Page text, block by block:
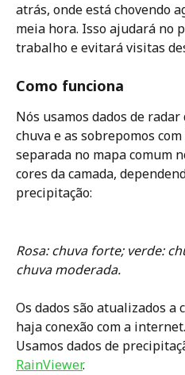
atrás, onde está chovendo
meia hora. Isso ajudará no
trabalho e evitará visitas
Como funciona
Nós usamos dados de
chuva e as sobrepomos
separada no mapa comum
cores da camada,
precipitação:
Rosa: chuva forte; verde:
chuva moderada.
Os dados são atualizados a
haja conexão com a internet.
Usamos dados de
RainViewer.